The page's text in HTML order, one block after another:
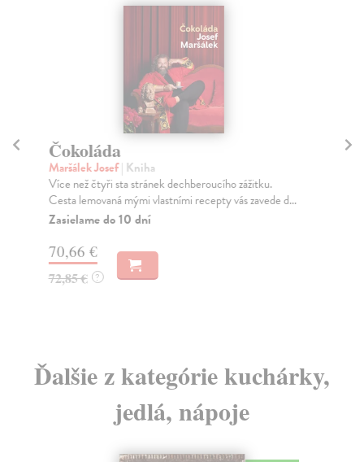
Čokoláda
Maršálek Josef| Kniha
Více než čtyři sta stránek dechberoucího zážitku.
Cesta lemovaná mými vlastními recepty vás zavede d...
Zasielame do 10 dní
70,66 €
72,85 € ?
Ďalšie z kategórie kuchárky,
jedlá, nápoje